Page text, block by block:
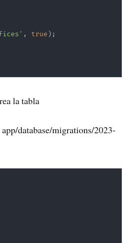
, true ) ;
la tabla
database/migrations/2023-